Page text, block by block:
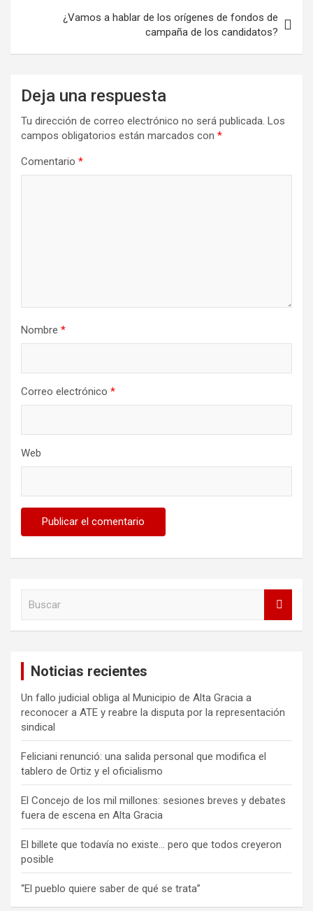
¿Vamos a hablar de los orígenes de fondos de
campaña de los candidatos?
Deja una respuesta
Tu dirección de correo electrónico no será publicada. Los
campos obligatorios están marcados con *
Comentario *
Nombre *
Correo electrónico *
Web
Noticias recientes
Un fallo judicial obliga al Municipio de Alta Gracia a
reconocer a ATE y reabre la disputa por la representación
sindical
Feliciani renunció: una salida personal que modifica el
tablero de Ortiz y el oficialismo
El Concejo de los mil millones: sesiones breves y debates
fuera de escena en Alta Gracia
El billete que todavía no existe… pero que todos creyeron
posible
“El pueblo quiere saber de qué se trata”